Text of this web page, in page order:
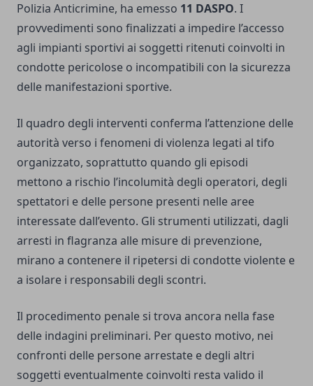
Polizia Anticrimine, ha emesso 11 DASPO. I
provvedimenti sono finalizzati a impedire l’accesso
agli impianti sportivi ai soggetti ritenuti coinvolti in
condotte pericolose o incompatibili con la sicurezza
delle manifestazioni sportive.
Il quadro degli interventi conferma l’attenzione delle
autorità verso i fenomeni di violenza legati al tifo
organizzato, soprattutto quando gli episodi
mettono a rischio l’incolumità degli operatori, degli
spettatori e delle persone presenti nelle aree
interessate dall’evento. Gli strumenti utilizzati, dagli
arresti in flagranza alle misure di prevenzione,
mirano a contenere il ripetersi di condotte violente e
a isolare i responsabili degli scontri.
Il procedimento penale si trova ancora nella fase
delle indagini preliminari. Per questo motivo, nei
confronti delle persone arrestate e degli altri
soggetti eventualmente coinvolti resta valido il